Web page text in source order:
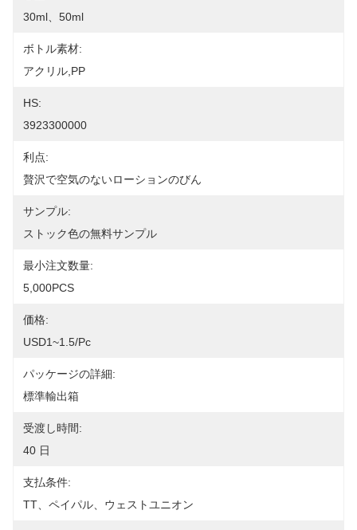
30ml、50ml
ボトル素材:
アクリル,PP
HS:
3923300000
利点:
贅沢で空気のないローションのびん
サンプル:
ストック色の無料サンプル
最小注文数量:
5,000PCS
価格:
USD1~1.5/pc
パッケージの詳細:
標準輸出箱
受渡し時間:
40 日
支払条件:
TT、ペイパル、ウェストユニオン